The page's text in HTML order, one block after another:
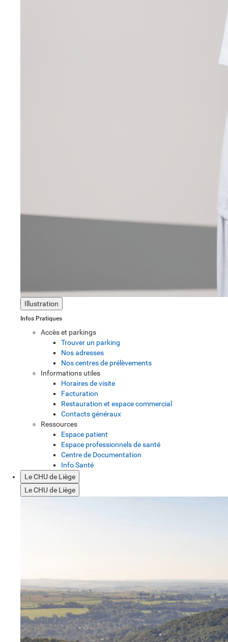
Illustration
Infos Pratiques
Accès et parkings
Trouver un parking
Nos adresses
Nos centres de prélèvements
Informations utiles
Horaires de visite
Facturation
Restauration et espace commercial
Contacts généraux
Ressources
Espace patient
Espace professionnels de santé
Centre de Documentation
Info Santé
Le CHU de Liège
Le CHU de Liège